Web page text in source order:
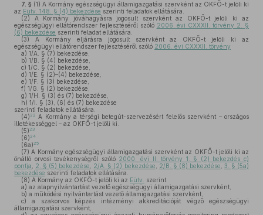
7. § (1) A Kormány egészségügyi államigazgatási szervként az OKFŐ-t jelöli ki
az Eütv. 148. § (4) bekezdése szerinti feladatok ellátására.
(2) A Kormány jóváhagyásra jogosult szervként az OKFŐ-t jelöli ki az
egészségügyi ellátórendszer fejlesztéséről szóló 2006. évi CXXXII. törvény 2. §
(6) bekezdése szerinti feladat ellátására.
(3) A Kormány eljárásra jogosult szervként az OKFŐ-t jelöli ki az
egészségügyi ellátórendszer fejlesztéséről szóló 2006. évi CXXXII. törvény
a) 1/A. § (7) bekezdése,
b) 1/B. § (4) bekezdése,
c) 1/C. § (2) bekezdése,
d) 1/E. § (2)–(4) bekezdése,
e) 1/F. § (3) bekezdése,
f) 1/G. § (2) bekezdése,
g) 1/H. § (3) és (7) bekezdése,
h) 1/I. § (3), (6) és (7) bekezdése
szerinti feladatok ellátására.
(4) 22 A Kormány a térségi betegút-szervezésért felelős szervként – országos
illetékességgel – az OKFŐ-t jelöli ki.
(5) 23
(6) 24
(6a) 25
(7) A Kormány egészségügyi államigazgatási szervként az OKFŐ-t jelöli ki az
önálló orvosi tevékenységről szóló 2000. évi II. törvény 1. § (2) bekezdés c)
pontja
2. § (5) bekezdése 2/A. § (2) bekezdése 2/B. § (8) bekezdése 3. § (5a)
bekezdése szerinti feladatok ellátására.
(8) A Kormány az OKFŐ-t jelöli ki az Eütv.
szerint
a) az alapnyilvántartást vezető egészségügyi államigazgatási szervként,
b) a működési nyilvántartást vezető államigazgatási szervként,
c) a szakorvos képzés intézményi akkreditációját végző egészségügyi
államigazgatási szervként,